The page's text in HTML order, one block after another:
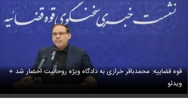
قوه قضاییه: محمدباقر خرازی به دادگاه ویژه روحانیت احضار شد +
ویدئوعکس گوگوش در ۱۲ سالگی در کنار پدرش صابر آتشین